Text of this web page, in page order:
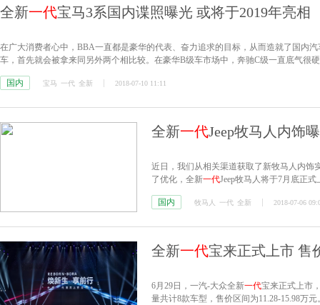
全新一代宝马3系国内谍照曝光 或将于2019年亮相
在广大消费者心中，BBA一直都是豪华的代表、奋力追求的目标，从而造就了国内
车，首先就会被拿来同另外两个相比较。在豪华B级车市场中，奔驰C级一直底气很
国内
宝马 一代 全新 2018-07-10 11:11
全新一代Jeep牧马人内饰
近日，我们从相关渠道获取了新牧马人内饰
了优化，全新一代Jeep牧马人将于7月底正式
国内 牧马人 一代 全新 2018-07-06
全新一代宝来正式上市 售
6月29日，一汽-大众全新一代宝来正式上市
量共计8款车型，售价区间为11.28-15.98万元